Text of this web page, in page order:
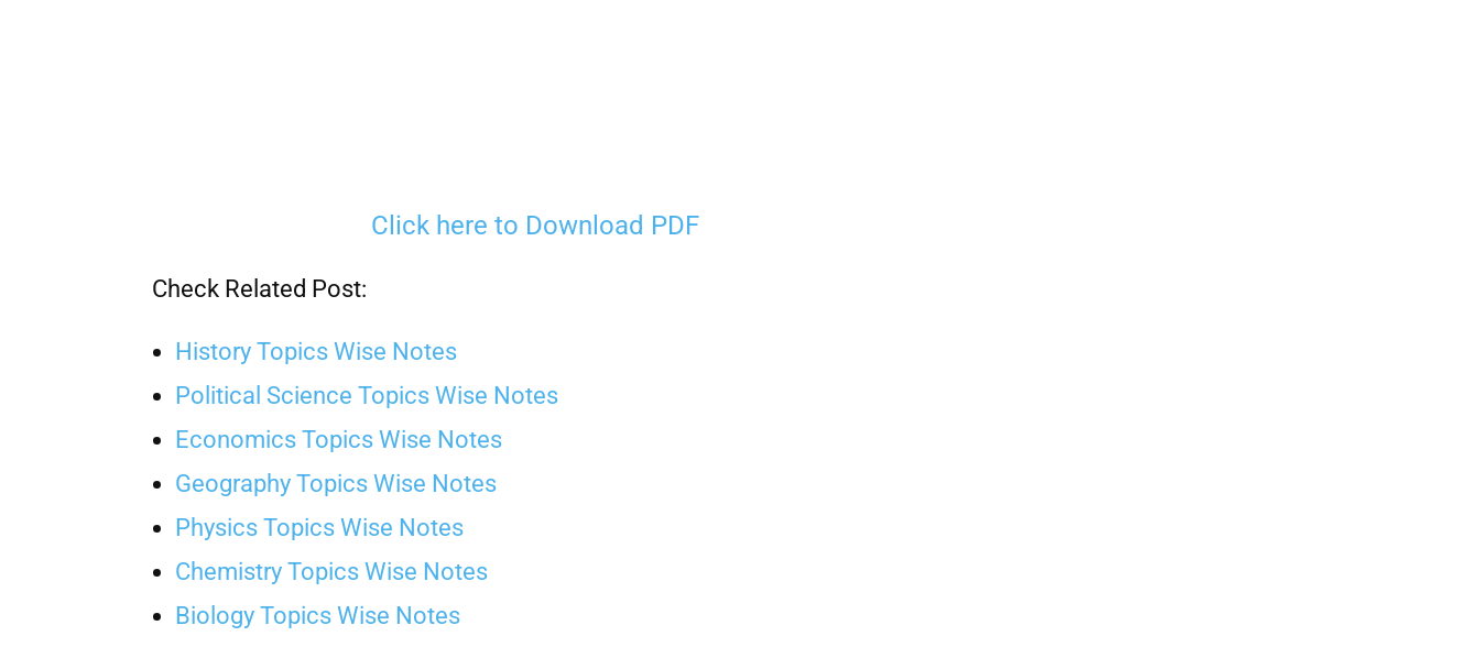
Click here to Download PDF
Check Related Post:
History Topics Wise Notes
Political Science Topics Wise Notes
Economics Topics Wise Notes
Geography Topics Wise Notes
Physics Topics Wise Notes
Chemistry Topics Wise Notes
Biology Topics Wise Notes